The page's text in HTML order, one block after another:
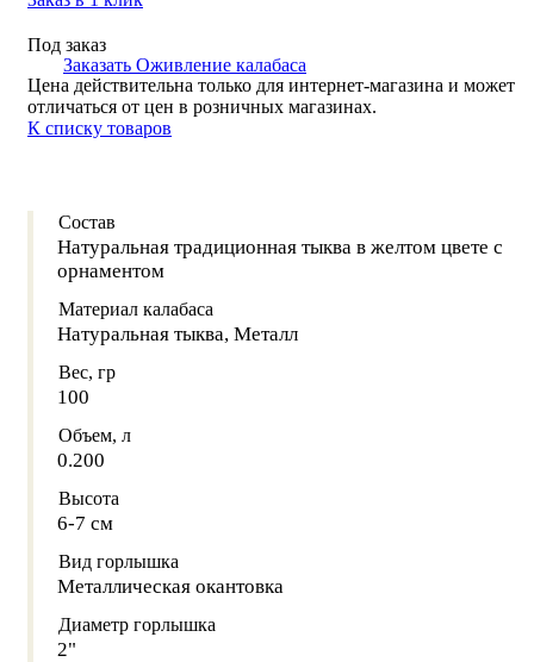
Под заказ
Заказать Оживление калабаса
Цена действительна только для интернет-магазина и может
отличаться от цен в розничных магазинах.
К списку товаров
Состав
Натуральная традиционная тыква в желтом цвете с
орнаментом
Материал калабаса
Натуральная тыква, Металл
Вес, гр
100
Объем, л
0.200
Высота
6-7 см
Вид горлышка
Металлическая окантовка
Диаметр горлышка
2"